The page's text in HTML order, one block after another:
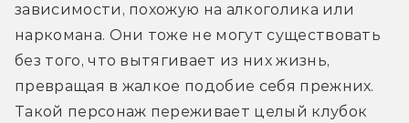
зависимости, похожую на алкоголика или
наркомана. Они тоже не могут существовать
без того, что вытягивает из них жизнь,
превращая в жалкое подобие себя прежних.
Такой персонаж переживает целый клубок